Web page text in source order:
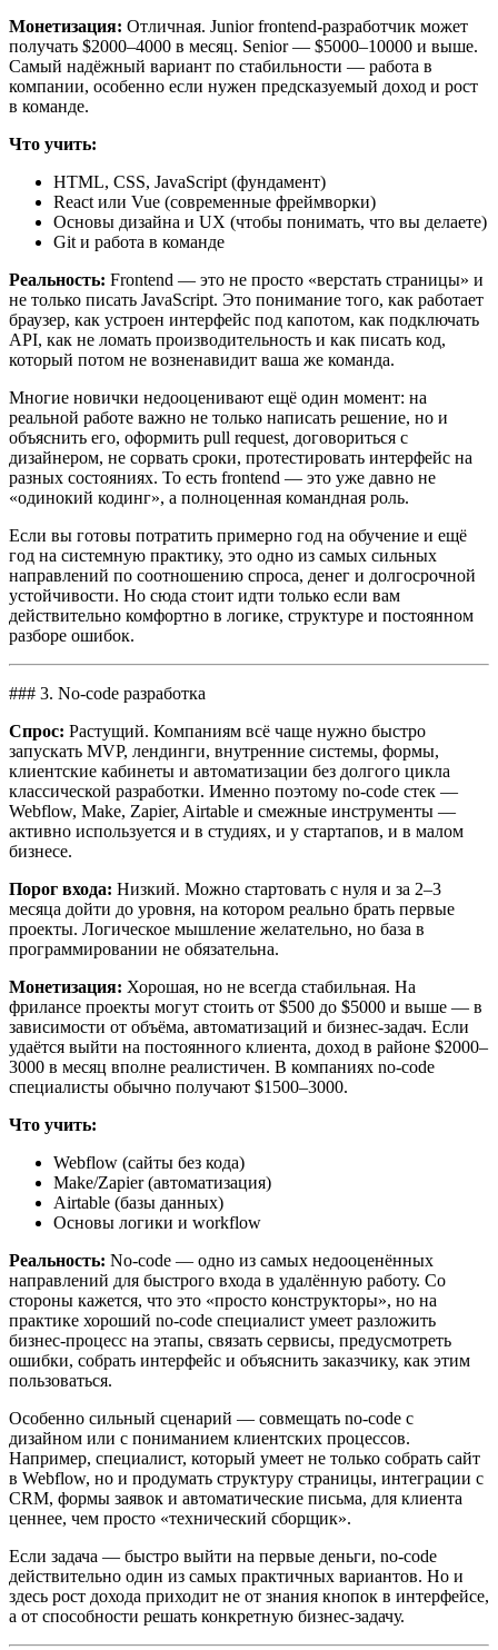
Монетизация: Отличная. Junior frontend-разработчик может
получать $2000–4000 в месяц. Senior — $5000–10000 и выше.
Самый надёжный вариант по стабильности — работа в
компании, особенно если нужен предсказуемый доход и рост
в команде.
Что учить:
HTML, CSS, JavaScript (фундамент)
React или Vue (современные фреймворки)
Основы дизайна и UX (чтобы понимать, что вы делаете)
Git и работа в команде
Реальность: Frontend — это не просто «верстать страницы» и
не только писать JavaScript. Это понимание того, как работает
браузер, как устроен интерфейс под капотом, как подключать
API, как не ломать производительность и как писать код,
который потом не возненавидит ваша же команда.
Многие новички недооценивают ещё один момент: на
реальной работе важно не только написать решение, но и
объяснить его, оформить pull request, договориться с
дизайнером, не сорвать сроки, протестировать интерфейс на
разных состояниях. То есть frontend — это уже давно не
«одинокий кодинг», а полноценная командная роль.
Если вы готовы потратить примерно год на обучение и ещё
год на системную практику, это одно из самых сильных
направлений по соотношению спроса, денег и долгосрочной
устойчивости. Но сюда стоит идти только если вам
действительно комфортно в логике, структуре и постоянном
разборе ошибок.
### 3. No-code разработка
Спрос: Растущий. Компаниям всё чаще нужно быстро
запускать MVP, лендинги, внутренние системы, формы,
клиентские кабинеты и автоматизации без долгого цикла
классической разработки. Именно поэтому no-code стек —
Webflow, Make, Zapier, Airtable и смежные инструменты —
активно используется и в студиях, и у стартапов, и в малом
бизнесе.
Порог входа: Низкий. Можно стартовать с нуля и за 2–3
месяца дойти до уровня, на котором реально брать первые
проекты. Логическое мышление желательно, но база в
программировании не обязательна.
Монетизация: Хорошая, но не всегда стабильная. На
фрилансе проекты могут стоить от $500 до $5000 и выше — в
зависимости от объёма, автоматизаций и бизнес-задач. Если
удаётся выйти на постоянного клиента, доход в районе $2000–
3000 в месяц вполне реалистичен. В компаниях no-code
специалисты обычно получают $1500–3000.
Что учить:
Webflow (сайты без кода)
Make/Zapier (автоматизация)
Airtable (базы данных)
Основы логики и workflow
Реальность: No-code — одно из самых недооценённых
направлений для быстрого входа в удалённую работу. Со
стороны кажется, что это «просто конструкторы», но на
практике хороший no-code специалист умеет разложить
бизнес-процесс на этапы, связать сервисы, предусмотреть
ошибки, собрать интерфейс и объяснить заказчику, как этим
пользоваться.
Особенно сильный сценарий — совмещать no-code с
дизайном или с пониманием клиентских процессов.
Например, специалист, который умеет не только собрать сайт
в Webflow, но и продумать структуру страницы, интеграции с
CRM, формы заявок и автоматические письма, для клиента
ценнее, чем просто «технический сборщик».
Если задача — быстро выйти на первые деньги, no-code
действительно один из самых практичных вариантов. Но и
здесь рост дохода приходит не от знания кнопок в интерфейсе,
а от способности решать конкретную бизнес-задачу.